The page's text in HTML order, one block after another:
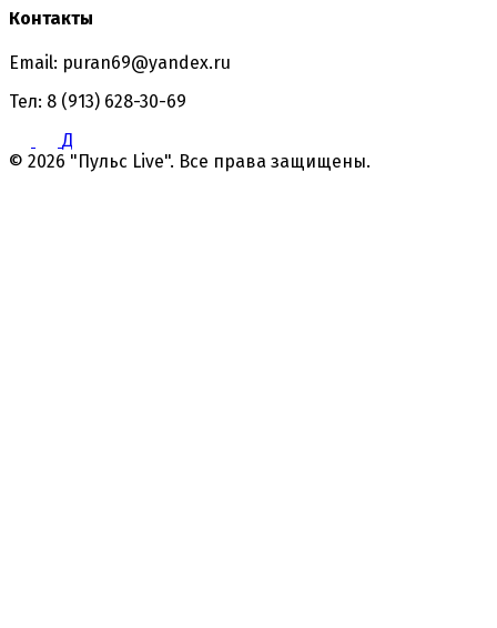
Контакты
Email: puran69@yandex.ru
Тел: 8 (913) 628-30-69
Д
© 2026 "Пульс Live". Все права защищены.